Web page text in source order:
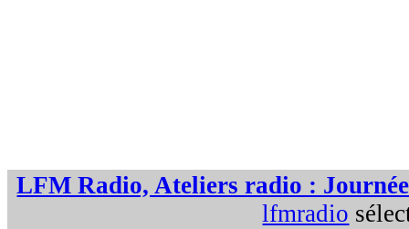
LFM Radio, Ateliers radio :
lfmradio